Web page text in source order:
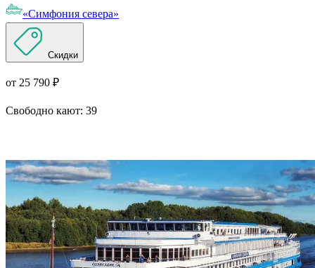
«Симфония севера»
Скидки
от 25 790 ₽
Свободно кают: 39